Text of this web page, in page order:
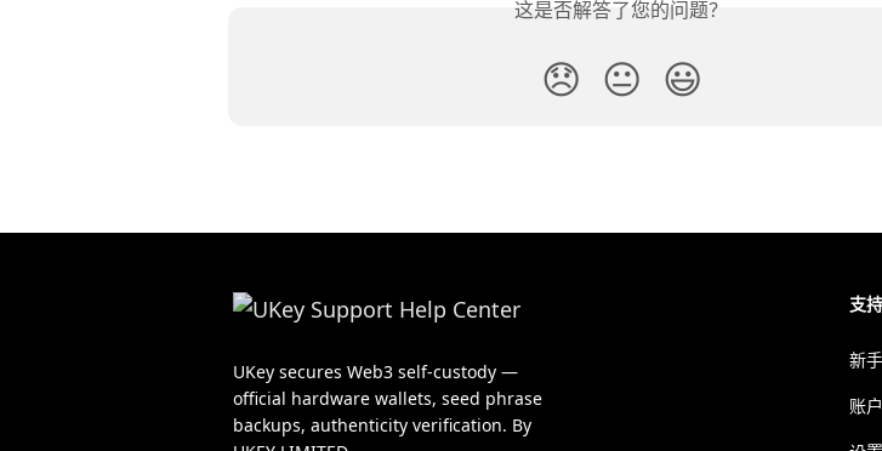
这是否解答了您的问题？
😞 😐 😃
UKey secures Web3 self-custody —
official hardware wallets, seed phrase
backups, authenticity verification. By
支持
新
账